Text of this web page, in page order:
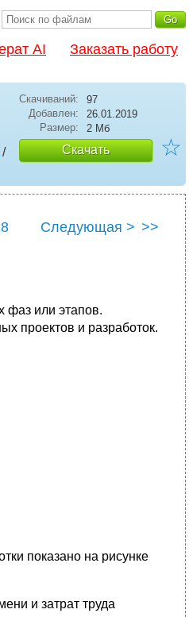
AI Заказать работу
/
Скачиваний:
97
Добавлен:
26.01.2019
Размер:
2 Мб
Скачать ☆
Следующая > >>
фаз или этапов.
проектов и разработок.
показано на рисунке
и затрат труда